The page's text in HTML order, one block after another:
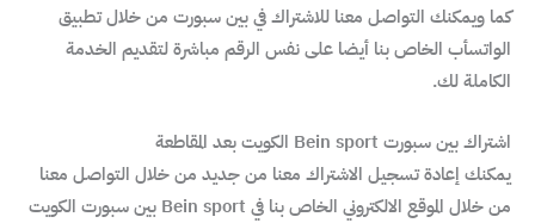
كما ويمكنك التواصل معنا للاشتراك في بين سبورت من خلال تطبيق
الواتسأب الخاص بنا أيضا على نفس الرقم مباشرة لتقديم الخدمة
الكاملة لك.
اشتراك بين سبورت Bein sport الكويت بعد المقاطعة
يمكنك إعادة تسجيل الاشتراك معنا من جديد من خلال التواصل معنا
من خلال الموقع الالكتروني الخاص بنا في Bein sport بين سبورت الكويت